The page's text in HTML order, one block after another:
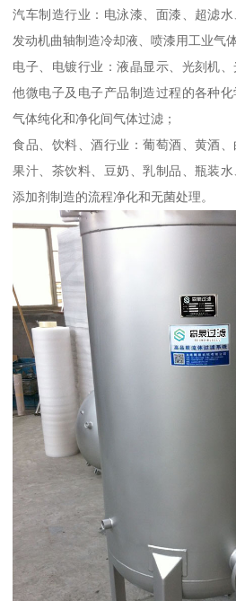
汽车制造行业：电泳漆、面漆、超滤水
发动机曲轴制造冷却液、喷漆用工业气
电子、电镀行业：液晶显示、光刻机
他微电子及电子产品制造过程的各种
气体纯化和净化间气体过滤；
食品、饮料、酒行业：葡萄酒、黄酒、
果汁、茶饮料、豆奶、乳制品、瓶装
添加剂制造的流程净化和无菌处理。